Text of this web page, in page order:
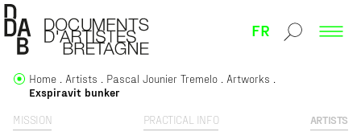
FR
MISSION PRACTICAL INFO ARTISTS
Home Artists Pascal Jounier Tremelo
Artworks
Exspiravit bunker